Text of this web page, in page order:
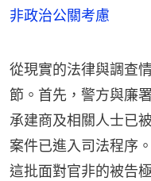
非政治公關考慮
從現實的法律與調查
節。首先，警方與廉
承建商及相關人士已
案件已進入司法程序
這批面對官非的被告